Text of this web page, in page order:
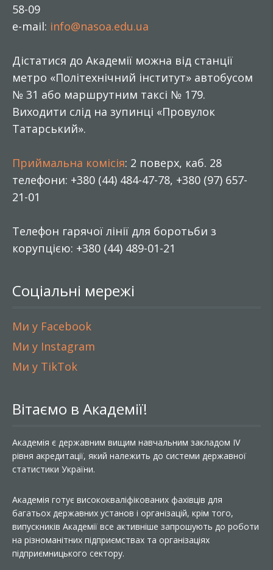
58-09
e-mail: info@nasoa.edu.ua
Дістатися до Академії можна від станції
метро «Політехнічний інститут» автобусом
№ 31 або маршрутним таксі № 179.
Виходити слід на зупинці «Провулок
Татарський».
Приймальна комісія: 2 поверх, каб. 28
телефони: +380 (44) 484-47-78, +380 (97) 657-
21-01
Телефон гарячої лінії для боротьби з
корупцією: +380 (44) 489-01-21
Соціальні мережі
Ми у Facebook
Ми у Instagram
Ми у TikTok
Вітаємо в Академії!
Академія є державним вищим навчальним закладом IV
рівня акредитації, який належить до системи державної
статистики України.
Академія готує висококваліфікованих фахівців для
багатьох державних установ і організацій, крім того,
випускників Академії все активніше запрошують до роботи
на різноманітних підприємствах та організаціях
підприємницького сектору.